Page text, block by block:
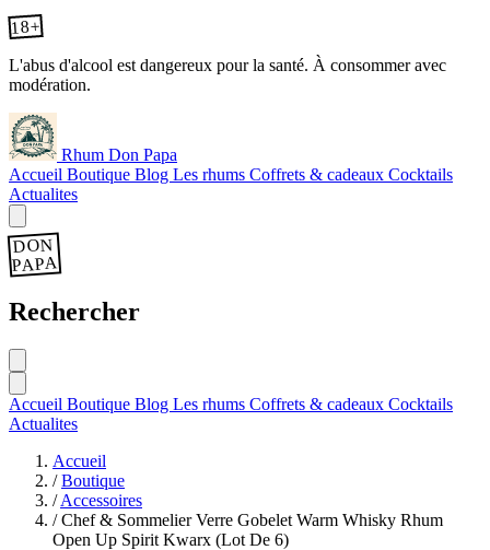
18+
L'abus d'alcool est dangereux pour la santé. À consommer avec
modération.
Rhum Don Papa
Accueil Boutique Blog Les rhums Coffrets & cadeaux Cocktails
Actualites
DON
PAPA
Rechercher
Accueil Boutique Blog Les rhums Coffrets & cadeaux Cocktails
Actualites
Accueil
/ Boutique
/ Accessoires
/ Chef & Sommelier Verre Gobelet Warm Whisky Rhum
Open Up Spirit Kwarx (Lot De 6)